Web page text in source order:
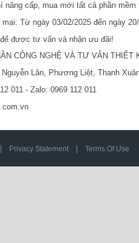
nâng cấp, mua mới tất cả phần
Từ ngày 03/02/2025 đến ngày
được tư vấn và nhận ưu đãi!
CÔNG NGHỆ VÀ TƯ VẤN THIẾT
Lân, Phương Liệt, Thanh
011 - Zalo: 0969 112 011
Privacy Statement Terms Of Use